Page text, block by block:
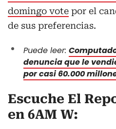
domingo vote por el
de sus preferencias.
Puede leer:
denuncia que le
por casi 60.000
Escuche El
en 6AM W: